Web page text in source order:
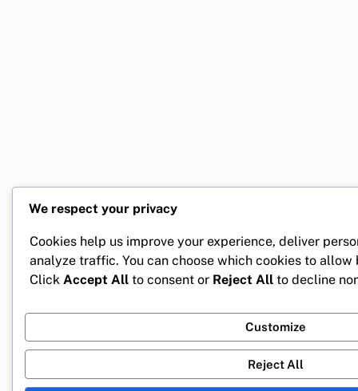
We respect your privacy
Cookies help us improve your experience, deliver
analyze traffic. You can choose which cookies to
Click Accept All to consent or Reject All to decline
Customize
Reject All